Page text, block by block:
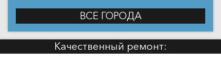
ВСЕ ГОРОДА
Качественный ремонт: